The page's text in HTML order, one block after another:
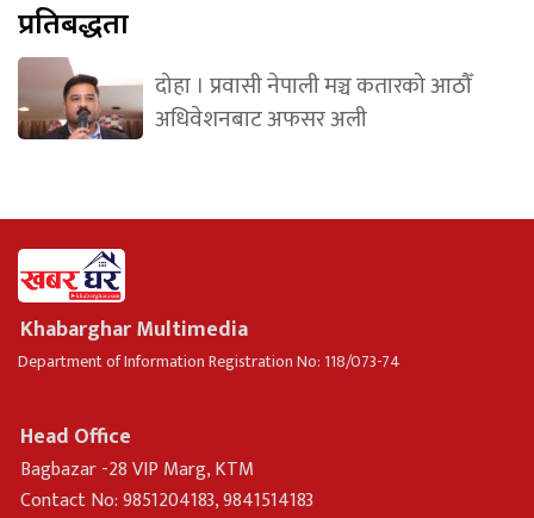
प्रतिबद्धता
दोहा । प्रवासी नेपाली मञ्च कतारको आठौँ
अधिवेशनबाट अफसर अली
Khabarghar Multimedia
Department of Information Registration No: 118/073-74
Head Office
Bagbazar -28 VIP Marg, KTM
Contact No: 9851204183, 9841514183